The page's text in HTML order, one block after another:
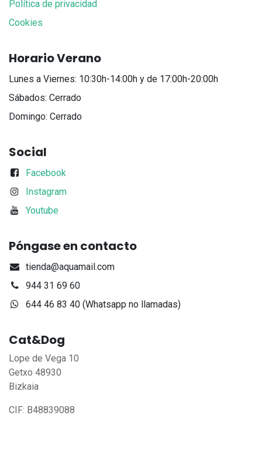
Política de privacidad
Cookies
Horario Verano
Lunes a Viernes: 10:30h-14:00h y de 17:00h-20:00h
Sábados: Cerrado
Domingo: Cerrado
Social
Facebook
Instagram
Youtube
Póngase en contacto
tienda@aquamail.com
944 31 69 60
644 46 83 40 (Whatsapp no llamadas)
Cat&Dog
Lope de Vega 10
Getxo 48930
Bizkaia
CIF: B48839088